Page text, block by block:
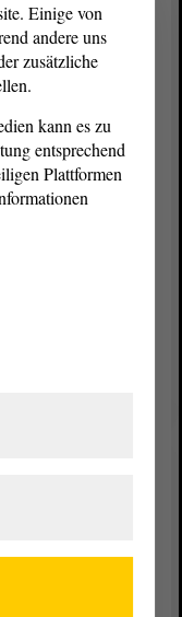
haben.
und zu
. Zahlreiche
und zwar
werden wir
Einige von
andere uns
zusätzliche
kann es zu
entsprechend
Plattformen